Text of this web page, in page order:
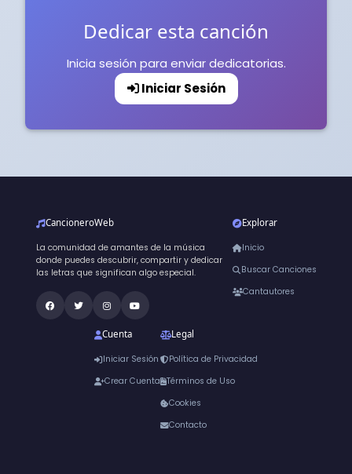
Dedicar esta canción
Inicia sesión para enviar dedicatorias.
Iniciar Sesión
CancioneroWeb
La comunidad de amantes de la música
donde puedes descubrir, compartir y dedicar
las letras que significan algo especial.
Explorar
Inicio
Buscar Canciones
Cantautores
Cuenta
Iniciar Sesión
Crear Cuenta
Legal
Política de Privacidad
Términos de Uso
Cookies
Contacto